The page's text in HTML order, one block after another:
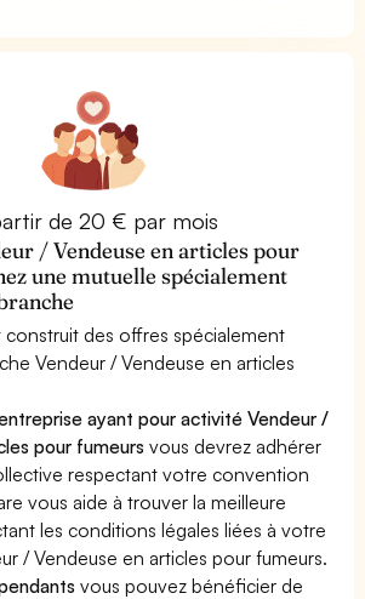
de 20 € par mois
/ Vendeuse en articles pour
une mutuelle spécialement
construit des offres spécialement
Vendeur / Vendeuse en articles
ayant pour activité Vendeur /
pour fumeurs vous devrez adhérer
respectant votre convention
vous aide à trouver la meilleure
les conditions légales liées à votre
/ Vendeuse en articles pour fumeurs.
vous pouvez bénéficier de